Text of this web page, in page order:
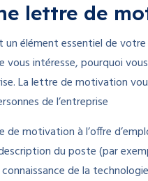
lettre de
élément essentiel de votre
vous intéresse, pourquoi
La lettre de motivation
de l’entreprise
motivation à l’offre
du poste (par
de la